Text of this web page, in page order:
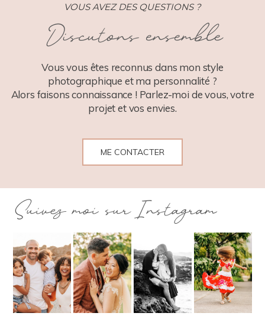
VOUS AVEZ DES QUESTIONS ?
Discutons ensemble
Vous vous êtes reconnus dans mon style
photographique et ma personnalité ?
Alors faisons connaissance ! Parlez-moi de vous, votre
projet et vos envies.
ME CONTACTER
Suivez moi sur Instagram